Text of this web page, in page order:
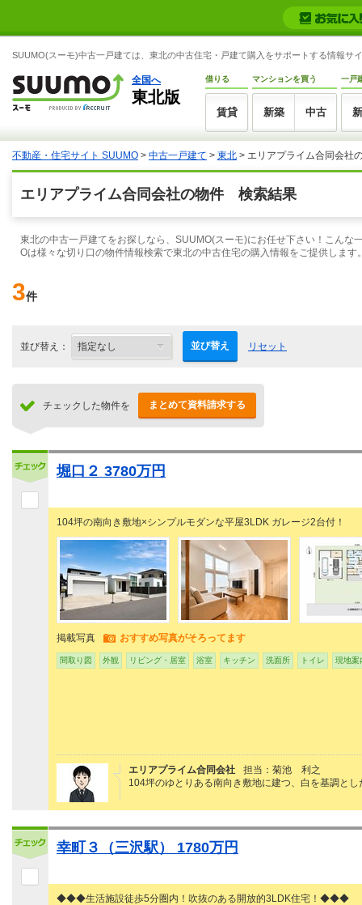
SUUMO(スーモ)中古一戸建ては、東北の中古住宅・戸建て購入をサポートする情報サ
全国へ
東北版
借りる
賃貸
マンションを買う
新築 中古
一戸
不動産・住宅サイト SUUMO > 中古一戸建て > 東北 > エリアプライム合同会社
エリアプライム合同会社の物件 検索結果
東北の中古一戸建てをお探しなら、SUUMO(スーモ)にお任せ下さい！こん
Oは様々な切り口の物件情報検索で東北の中古住宅の購入情報をご提供します
3件
並び替え： 並び替え リセット
チェックした物件を まとめて資料請求する
堀口２ 3780万円
104坪の南向き敷地×シンプルモダンな平屋3LDK ガレージ2台付！
掲載写真 おすすめ写真がそろってます
間取り図 外観 リビング・居室 浴室 キッチン 洗面所 トイレ 現地案
エリアプライム合同会社
担当：菊池 利之
104坪のゆとりある南向き敷地に建つ、白を基調と
幸町３（三沢駅） 1780万円
◆◆◆生活施設徒歩5分圏内！吹抜のある開放的3LDK住宅！◆◆◆